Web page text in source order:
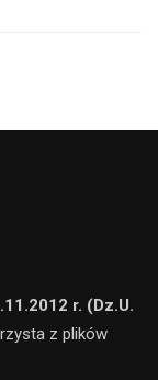
r. (Dz.U.
z plików